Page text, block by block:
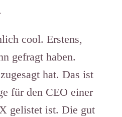
cool. Erstens,
gefragt haben.
hat. Das ist
für den CEO einer
gelistet ist. Die gut